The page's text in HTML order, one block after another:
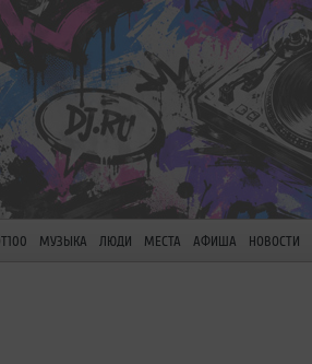
МУЗЫКА ЛЮДИ МЕСТА АФИША НОВОСТИ